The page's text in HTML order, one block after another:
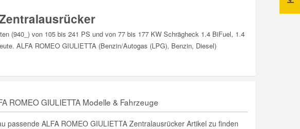
(940_) von 105 bis 241 PS und von 77 bis 177 KW Schrägheck 1.4 BiFuel, 1.4
ALFA ROMEO GIULIETTA (Benzin/Autogas (LPG), Benzin, Diesel)
ROMEO GIULIETTA Modelle & Fahrzeuge
passende ALFA ROMEO GIULIETTA Zentralausrücker Artikel zu finden